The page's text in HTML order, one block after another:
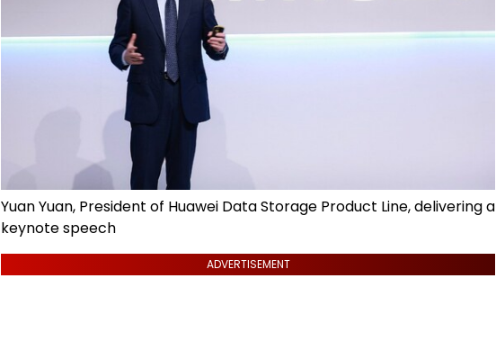
Yuan Yuan, President of Huawei Data Storage Product Line, delivering a
keynote speech
ADVERTISEMENT